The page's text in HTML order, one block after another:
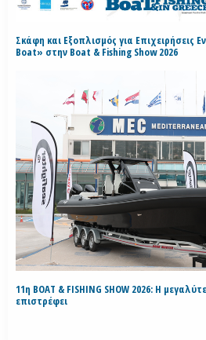
Σκάφη και Εξοπλισμός για Επιχειρήσεις
Boat» στην Boat & Fishing Show 2026
11η BOAT & FISHING SHOW 2026: Η
επιστρέφει